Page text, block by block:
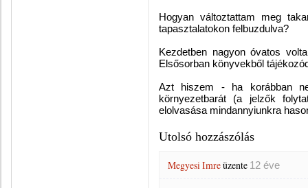
Hogyan változtattam meg
tapasztalatokon felbuzdulva?
Kezdetben nagyon óvatos
Elsősorban könyvekből
Azt hiszem - ha korábban
környezetbarát (a jelzők
elolvasása mindannyiunkra
Utolsó hozzászólás
Megyesi Imreüzente 12 éve